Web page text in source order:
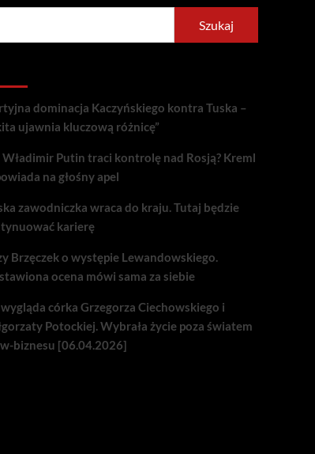
Szukaj
dominacja Kaczyńskiego kontra Tuska –
ujawnia kluczową różnicę”
Władimir Putin traci kontrolę nad Rosją? Kreml
na głośny apel
zawodniczka wraca do kraju. Tutaj będzie
karierę
Brzęczek o występie Lewandowskiego.
ocena mówi sama za siebie
wygląda córka Grzegorza Ciechowskiego i
Potockiej. Wybrała życie poza światem
biznesu [06.04.2026]